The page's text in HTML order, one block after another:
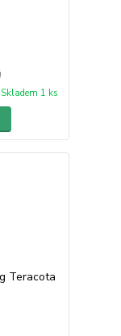
Skladem 1 ks